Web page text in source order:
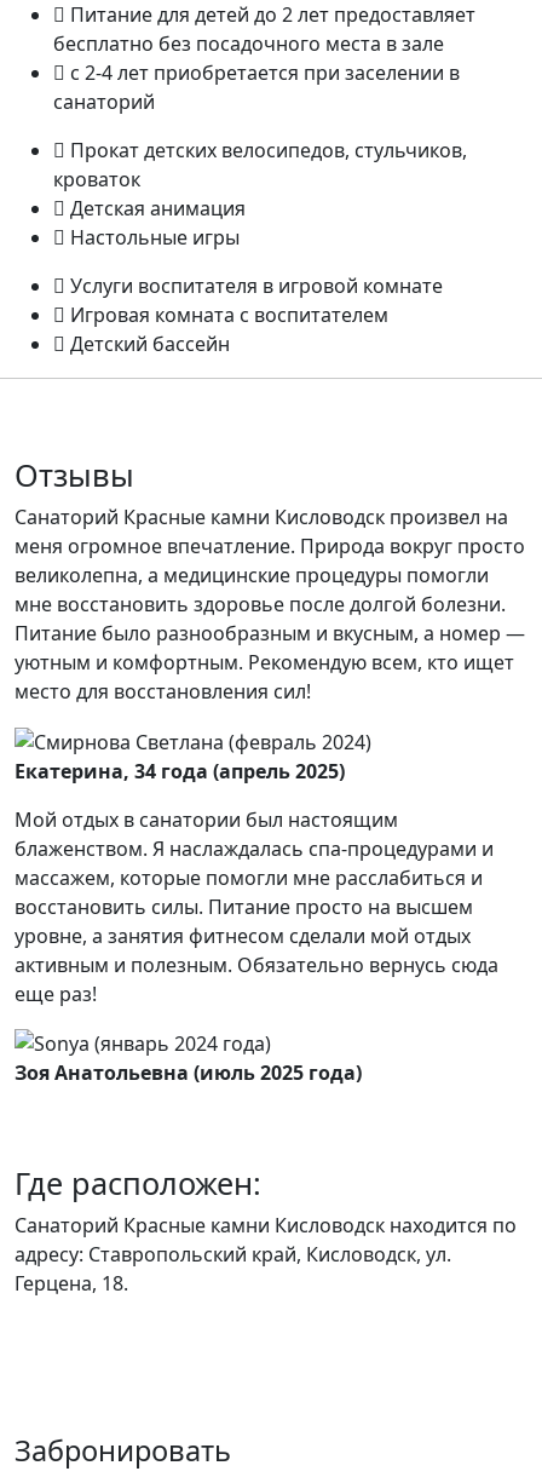
Питание для детей до 2 лет предоставляет
бесплатно без посадочного места в зале
с 2-4 лет приобретается при заселении в
санаторий
Прокат детских велосипедов, стульчиков,
кроваток
Детская анимация
Настольные игры
Услуги воспитателя в игровой комнате
Игровая комната с воспитателем
Детский бассейн
Отзывы
Санаторий Красные камни Кисловодск произвел на
меня огромное впечатление. Природа вокруг просто
великолепна, а медицинские процедуры помогли
мне восстановить здоровье после долгой болезни.
Питание было разнообразным и вкусным, а номер —
уютным и комфортным. Рекомендую всем, кто ищет
место для восстановления сил!
Екатерина, 34 года (апрель 2025)
Мой отдых в санатории был настоящим
блаженством. Я наслаждалась спа-процедурами и
массажем, которые помогли мне расслабиться и
восстановить силы. Питание просто на высшем
уровне, а занятия фитнесом сделали мой отдых
активным и полезным. Обязательно вернусь сюда
еще раз!
Зоя Анатольевна (июль 2025 года)
Где расположен:
Санаторий Красные камни Кисловодск находится по
адресу: Ставропольский край, Кисловодск, ул.
Герцена, 18.
Забронировать